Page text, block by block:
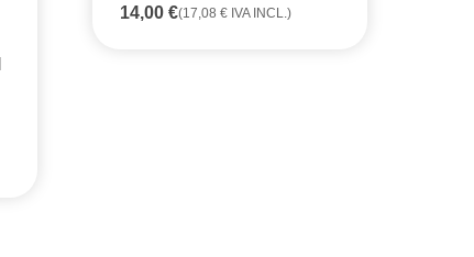
14,00 €(17,08 € IVA INCL.)